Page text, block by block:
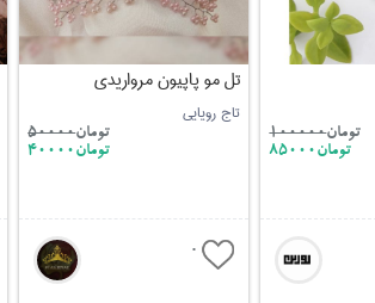
تومان100000
تومان85000
تل مو پاپیون مرواریدی
تاج رویایی
تومان50000
تومان40000
0